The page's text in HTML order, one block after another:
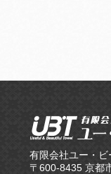
有限会社ユー・
〒600-8435 京都